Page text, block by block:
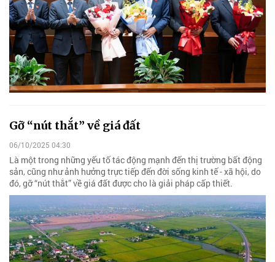
Gỡ “nút thắt” về giá đất
06/10/2025 04:30
Là một trong những yếu tố tác động mạnh đến thị trường bất động
sản, cũng như ảnh hưởng trực tiếp đến đời sống kinh tế - xã hội, do
đó, gỡ “nút thắt” về giá đất được cho là giải pháp cấp thiết.